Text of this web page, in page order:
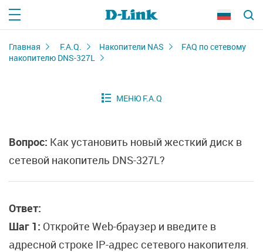
Главная F.A.Q. Накопители NAS
FAQ по сетевому
накопителю DNS-327L
Вопрос: Как установить новый жесткий диск в
сетевой накопитель DNS-327L?
Ответ:
Шаг 1: Откройте Web-браузер и введите в
адресной строке IP-адрес сетевого накопителя.